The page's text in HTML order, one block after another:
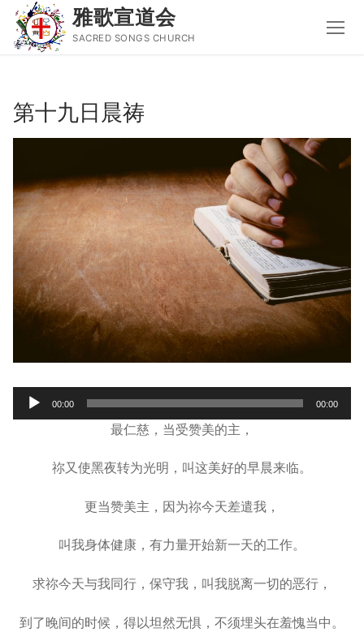
content
雅歌宣道会
SACRED SONGS CHURCH
Search
主页
主日讲道
圣经导读新唱
属灵书籍
宣教事工
神学研究
第十九日晨祷
Audio
Player
00:00 00:00
最仁慈，当受赞美的主，
祢又使黑夜转为光明，叫这美好的早晨来临。
更当赞美主，因为祢今天差遣我，
叫我身体健康，有力量开始新一天的工作。
求祢今天与我同行，保守我，叫我脱离一切的恶行，
到了晚间的时候，得以坦然无惧，不须埋头在羞愧当中。